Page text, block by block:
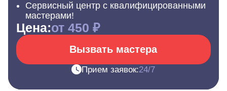
Сервисный центр с квалифицированными
мастерами!
Цена:от 450 ₽
Вызвать мастера
Прием заявок:24/7